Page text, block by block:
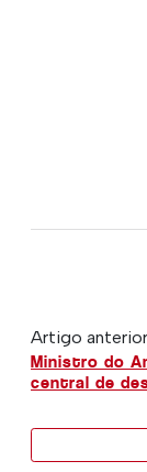
Artigo anterior
Ministro do
central de